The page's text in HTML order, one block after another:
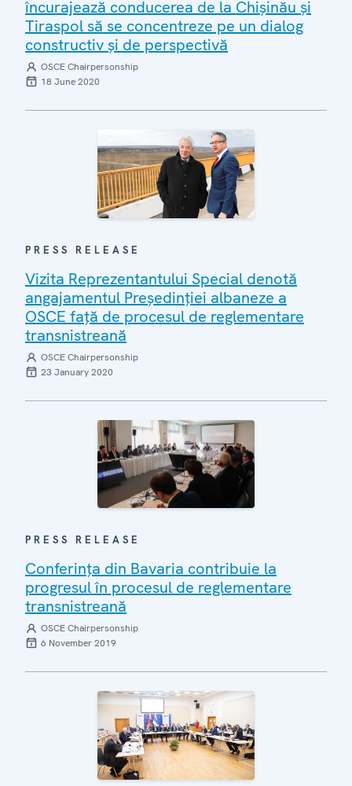
încurajează conducerea de la Chișinău și
Tiraspol să se concentreze pe un dialog
constructiv și de perspectivă
OSCE Chairpersonship
18 June 2020
PRESS RELEASE
Vizita Reprezentantului Special denotă
angajamentul Președinției albaneze a
OSCE față de procesul de reglementare
transnistreană
OSCE Chairpersonship
23 January 2020
PRESS RELEASE
Conferința din Bavaria contribuie la
progresul în procesul de reglementare
transnistreană
OSCE Chairpersonship
6 November 2019